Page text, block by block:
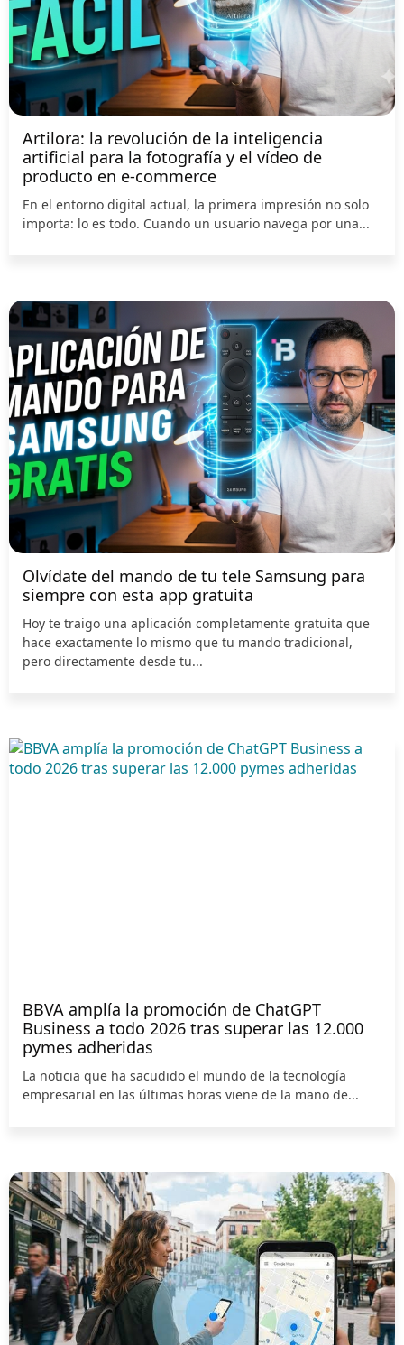
Artilora: la revolución de la inteligencia
artificial para la fotografía y el vídeo de
producto en e-commerce
En el entorno digital actual, la primera impresión no solo
importa: lo es todo. Cuando un usuario navega por una...
Olvídate del mando de tu tele Samsung para
siempre con esta app gratuita
Hoy te traigo una aplicación completamente gratuita que
hace exactamente lo mismo que tu mando tradicional,
pero directamente desde tu...
BBVA amplía la promoción de ChatGPT
Business a todo 2026 tras superar las 12.000
pymes adheridas
La noticia que ha sacudido el mundo de la tecnología
empresarial en las últimas horas viene de la mano de...